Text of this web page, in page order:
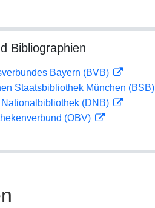
Bibliographien
Bayern (BVB)
Staatsbibliothek München (BSB)
(DNB)
(OBV)